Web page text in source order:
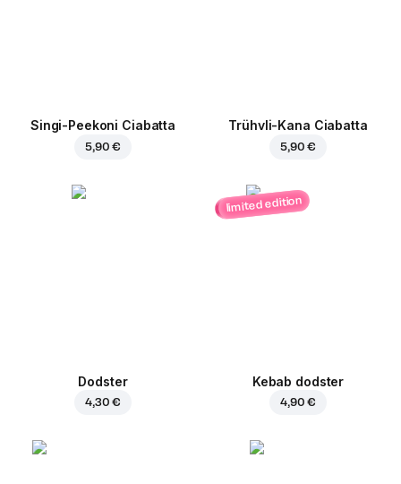
Singi-Peekoni Ciabatta
5,90 €
Trühvli-Kana Ciabatta
5,90 €
Dodster
4,30 €
limited edition
Kebab dodster
4,90 €